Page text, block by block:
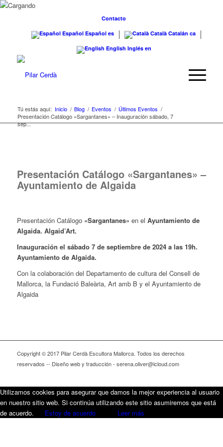
Contacto
Español Español es Català Catalán ca
English Inglés en
Tú estás aquí: Inicio / Blog / Eventos / Últimos Eventos /
Presentación Catálogo «Sargantanes» – Inauguración sábado, 7
sep...
Presentación Catálogo «Sargantanes» –
Ayuntamiento de Algaida
Presentación Catálogo «Sargantanes» en el Ayuntamiento de
Algaida. Algaid’Art.
Inauguración el sábado 7 de septiembre de 2024 a las 19h.
Ayuntamiento de Algaida.
Con la colaboración del Departamento de cultura del Consell de
Mallorca, la Fundació Baleària, Art amb B y el Ayuntamiento de
Algaida
Copyright © 2017 Pilar Cerdà Escultora Mallorca. Todos los derechos
reservados -- Diseño web y traducción - serena.oliver@icloud.com
Utilizamos cookies para asegurar que damos la mejor experiencia al usuario
en nuestro sitio web. Si continúa utilizando este sitio asumiremos que está
de acuerdo.
Estoy de acuerdo Leer más